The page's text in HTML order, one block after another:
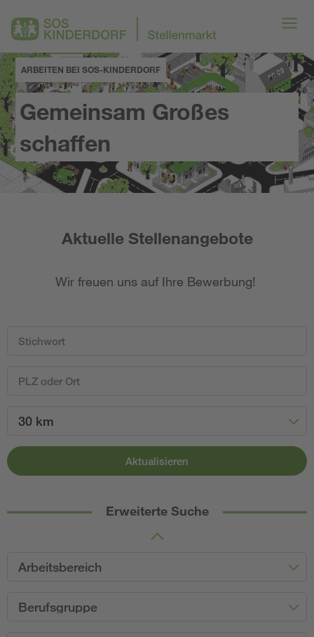
ARBEITEN BEI SOS-KINDERDORF
Gemeinsam Großes
schaffen
Aktuelle Stellenangebote
Wir freuen uns auf Ihre Bewerbung!
30 km
Aktualisieren
Erweiterte Suche
Arbeitsbereich
Berufsgruppe